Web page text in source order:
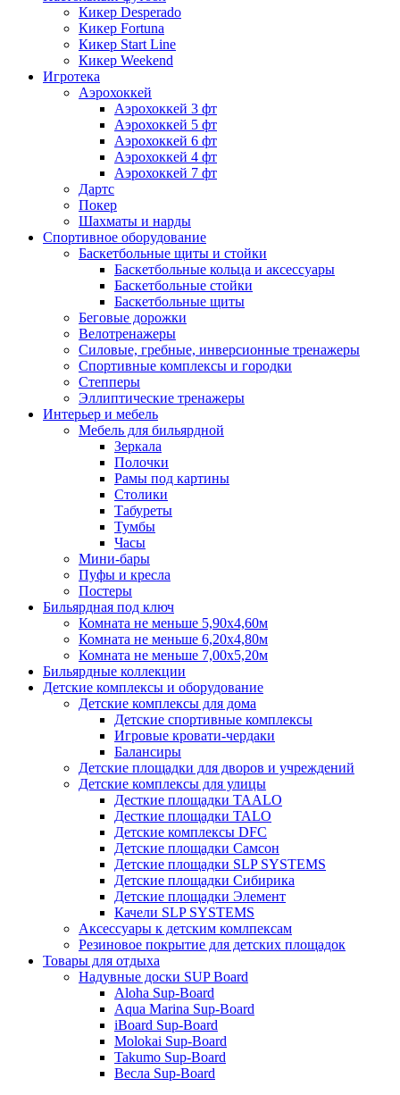
Кикер Desperado
Кикер Fortuna
Кикер Start Line
Кикер Weekend
Игротека
Аэрохоккей
Аэрохоккей 3 фт
Аэрохоккей 5 фт
Аэрохоккей 6 фт
Аэрохоккей 4 фт
Аэрохоккей 7 фт
Дартс
Покер
Шахматы и нарды
Спортивное оборудование
Баскетбольные щиты и стойки
Баскетбольные кольца и аксессуары
Баскетбольные стойки
Баскетбольные щиты
Беговые дорожки
Велотренажеры
Силовые, гребные, инверсионные тренажеры
Спортивные комплексы и городки
Степперы
Эллиптические тренажеры
Интерьер и мебель
Мебель для бильярдной
Зеркала
Полочки
Рамы под картины
Столики
Табуреты
Тумбы
Часы
Мини-бары
Пуфы и кресла
Постеры
Бильярдная под ключ
Комната не меньше 5,90х4,60м
Комната не меньше 6,20х4,80м
Комната не меньше 7,00х5,20м
Бильярдные коллекции
Детские комплексы и оборудование
Детские комплексы для дома
Детские спортивные комплексы
Игровые кровати-чердаки
Балансиры
Детские площадки для дворов и учреждений
Детские комплексы для улицы
Десткие площадки TAALO
Десткие площадки TALO
Детские комплексы DFC
Детские площадки Самсон
Детские площадки SLP SYSTEMS
Детские площадки Сибирика
Детские площадки Элемент
Качели SLP SYSTEMS
Аксессуары к детским комлпексам
Резиновое покрытие для детских площадок
Товары для отдыха
Надувные доски SUP Board
Aloha Sup-Board
Aqua Marina Sup-Board
iBoard Sup-Board
Molokai Sup-Board
Takumo Sup-Board
Весла Sup-Board